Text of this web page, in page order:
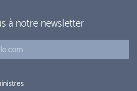
à notre newsletter